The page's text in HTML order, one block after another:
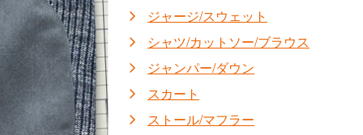
ジャージ/スウェット
シャツ/カットソー/ブラウス
ジャンパー/ダウン
スカート
ストール/マフラー